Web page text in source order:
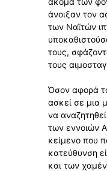
άνοιξαν τον
των Ναϊτών
τους,
τους
Όσον αφορά
ασκεί σε μια
να
των εννοιών
κείμενο που
κατεύθυνση
και των